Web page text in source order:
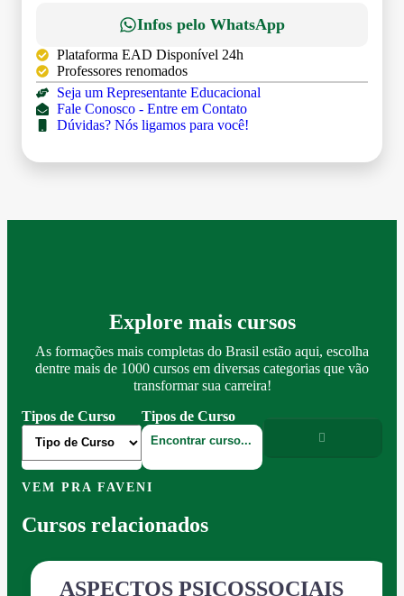
Infos pelo WhatsApp
Plataforma EAD Disponível 24h
Professores renomados
Seja um Representante Educacional
Fale Conosco - Entre em Contato
Dúvidas? Nós ligamos para você!
Explore mais cursos
As formações mais completas do Brasil estão aqui, escolha
dentre mais de 1000 cursos em diversas categorias que vão
transformar sua carreira!
Tipos de Curso
Tipos de Curso
VEM PRA FAVENI
Cursos relacionados
ASPECTOS PSICOSSOCIAIS